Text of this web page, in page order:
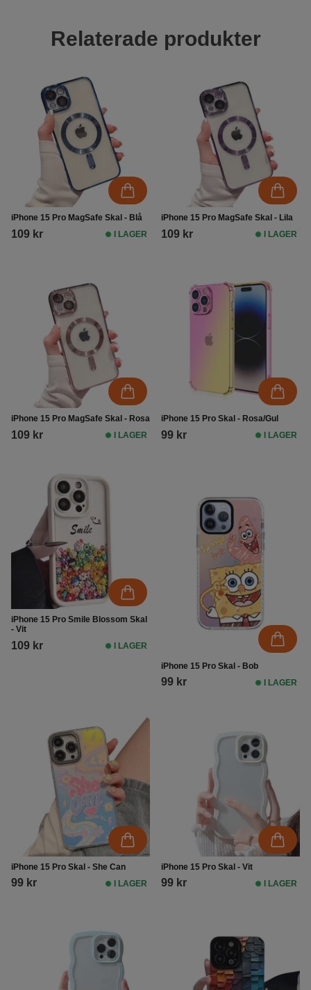
Relaterade produkter
iPhone 15 Pro MagSafe Skal - Blå
109 kr I LAGER
iPhone 15 Pro MagSafe Skal - Lila
109 kr I LAGER
iPhone 15 Pro MagSafe Skal - Rosa
109 kr I LAGER
iPhone 15 Pro Skal - Rosa/Gul
99 kr I LAGER
iPhone 15 Pro Smile Blossom Skal
- Vit
109 kr I LAGER
iPhone 15 Pro Skal - Bob
99 kr I LAGER
iPhone 15 Pro Skal - She Can
99 kr I LAGER
iPhone 15 Pro Skal - Vit
99 kr I LAGER